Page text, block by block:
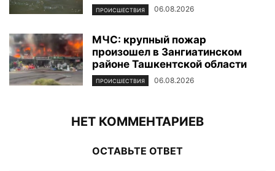
ПРОИСШЕСТВИЯ 06.08.2026
МЧС: крупный пожар
произошел в Зангиатинском
районе Ташкентской области
ПРОИСШЕСТВИЯ 06.08.2026
НЕТ КОММЕНТАРИЕВ
ОСТАВЬТЕ ОТВЕТ